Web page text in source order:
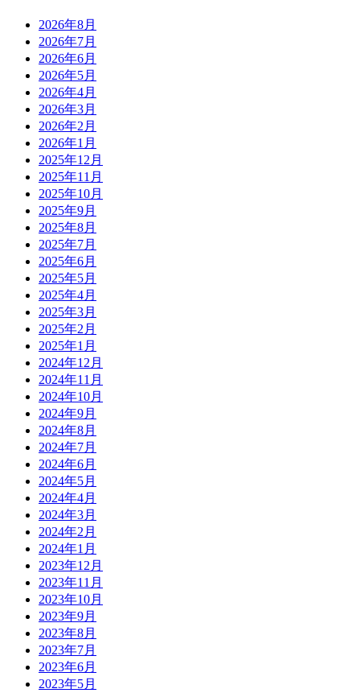
2026年8月
2026年7月
2026年6月
2026年5月
2026年4月
2026年3月
2026年2月
2026年1月
2025年12月
2025年11月
2025年10月
2025年9月
2025年8月
2025年7月
2025年6月
2025年5月
2025年4月
2025年3月
2025年2月
2025年1月
2024年12月
2024年11月
2024年10月
2024年9月
2024年8月
2024年7月
2024年6月
2024年5月
2024年4月
2024年3月
2024年2月
2024年1月
2023年12月
2023年11月
2023年10月
2023年9月
2023年8月
2023年7月
2023年6月
2023年5月